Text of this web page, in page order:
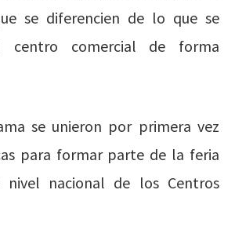
se diferencien de lo que se
centro comercial de forma
se unieron por primera vez
para formar parte de la feria
nivel nacional de los Centros